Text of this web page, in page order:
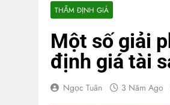
THẨM ĐỊNH GIÁ
Một số giải
định giá tài
Ngọc Tuân 3 Năm Ago